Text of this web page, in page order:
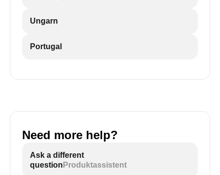
Ungarn
Portugal
Need more help?
Ask a different
question Produktassistent